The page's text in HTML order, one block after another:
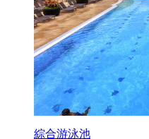
綜合游泳池